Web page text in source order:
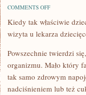
COMMENTS OFFON
TO
ORYGINALNA
JAKA
TRIUMFY
OD
KILKUNASTU
Kiedy tak właściwie
wizyta u lekarza
Powszechnie twierdzi
organizmu. Mało który
tak samo zdrowym
nadciśnieniem lub też